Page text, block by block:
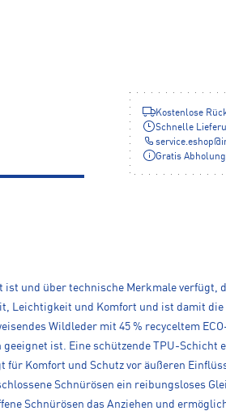
Kostenlose
Schnelle
service.eshop@
Gratis
ist und über technische Merkmale verfügt,
Leichtigkeit und Komfort und ist damit
Wildleder mit 45 % recyceltem
ist. Eine schützende TPU-Schicht
Komfort und Schutz vor äußeren
Schnürösen ein reibungsloses
Schnürösen das Anziehen und